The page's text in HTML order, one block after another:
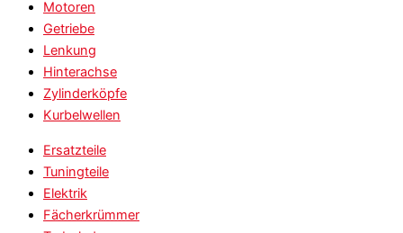
Motoren
Getriebe
Lenkung
Hinterachse
Zylinderköpfe
Kurbelwellen
Ersatzteile
Tuningteile
Elektrik
Fächerkrümmer